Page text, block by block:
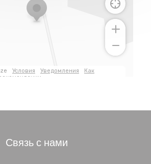
Связь с нами